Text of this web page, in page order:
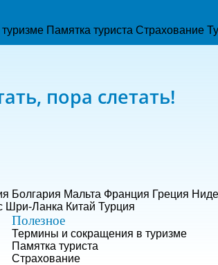
Памятка туриста Страхование
пора слетать!
Болгария Мальта Франция Греция
Шри-Ланка Китай Турция
Полезное
Термины и сокращения в туризме
Памятка туриста
Страхование